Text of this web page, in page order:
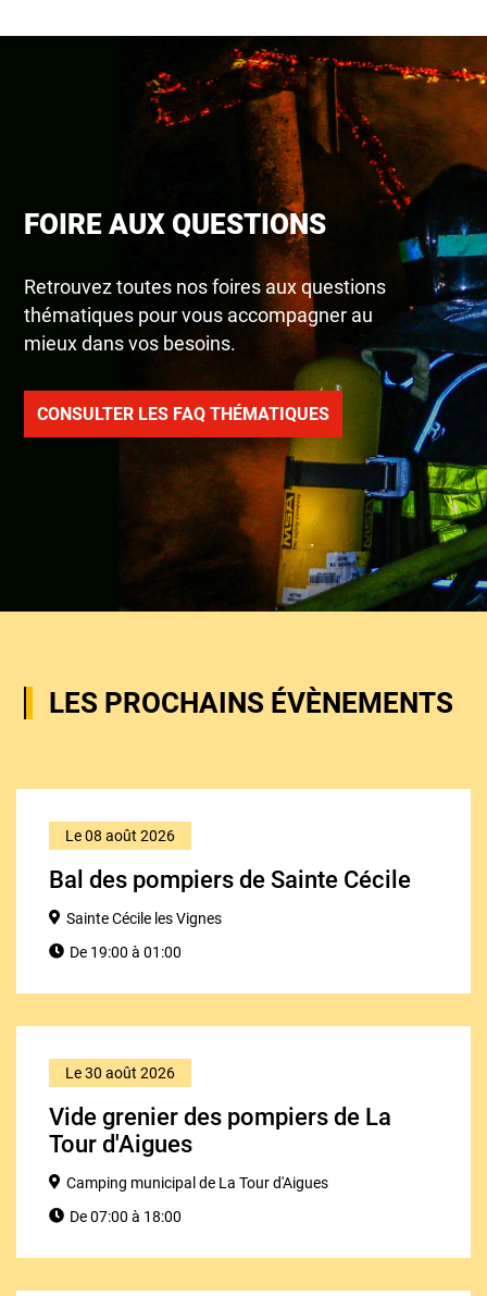
FOIRE AUX QUESTIONS
Retrouvez toutes nos foires aux questions
thématiques pour vous accompagner au
mieux dans vos besoins.
CONSULTER LES FAQ THÉMATIQUES
LES PROCHAINS ÉVÈNEMENTS
Le 08 août 2026
Bal des pompiers de Sainte Cécile
Sainte Cécile les Vignes
De 19:00 à 01:00
Le 30 août 2026
Vide grenier des pompiers de La
Tour d'Aigues
Camping municipal de La Tour d'Aigues
De 07:00 à 18:00